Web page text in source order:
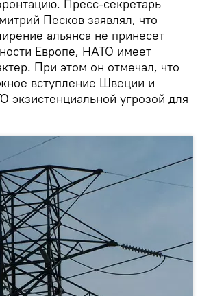
Пресс-секретарь
Песков заявлял, что
альянса не принесет
Европе, НАТО имеет
При этом он отмечал, что
вступление Швеции и
экзистенциальной угрозой для